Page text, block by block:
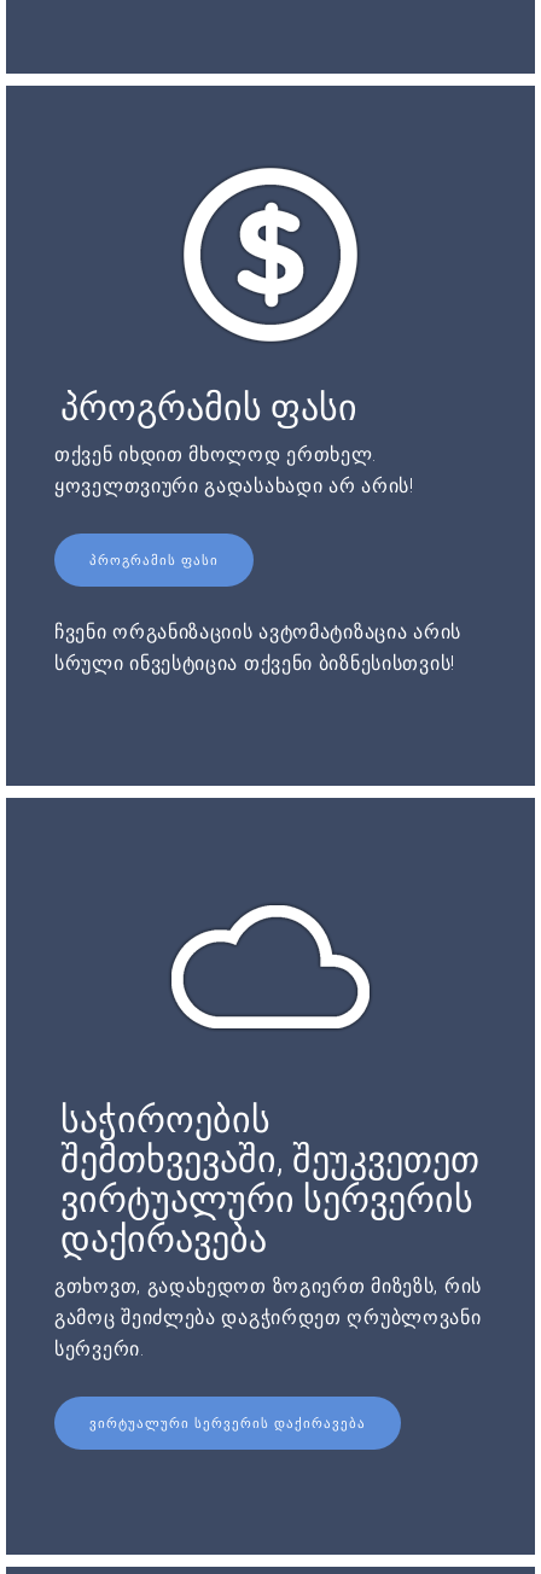
პროგრამის ფასი
თქვენ იხდით მხოლოდ ერთხელ.
ყოველთვიური გადასახადი არ არის!
ᲞᲠᲝᲒᲠᲐᲛᲘᲡ ᲤᲐᲡᲘ
ჩვენი ორგანიზაციის ავტომატიზაცია არის
სრული ინვესტიცია თქვენი ბიზნესისთვის!
საჭიროების
შემთხვევაში, შეუკვეთეთ
ვირტუალური სერვერის
დაქირავება
გთხოვთ, გადახედოთ ზოგიერთ მიზეზს, რის
გამოც შეიძლება დაგჭირდეთ ღრუბლოვანი
სერვერი.
ᲕᲘᲠᲢᲣᲐᲚᲣᲠᲘ ᲡᲔᲠᲕᲔᲠᲘᲡ ᲓᲐᲥᲘᲠᲐᲕᲔᲑᲐ